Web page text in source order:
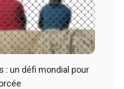
: un défi mondial pour